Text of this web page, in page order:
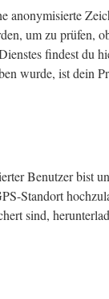
anonymisierte
um zu prüfen,
findest du
wurde, ist dein
Benutzer bist
Standort
sind,